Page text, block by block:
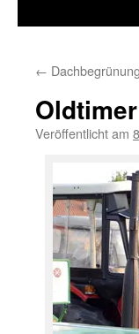
← Dachbegrünung
Veröffentlicht am